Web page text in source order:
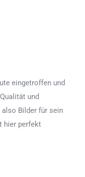
eingetroffen und
und
also Bilder für sein
hier perfekt